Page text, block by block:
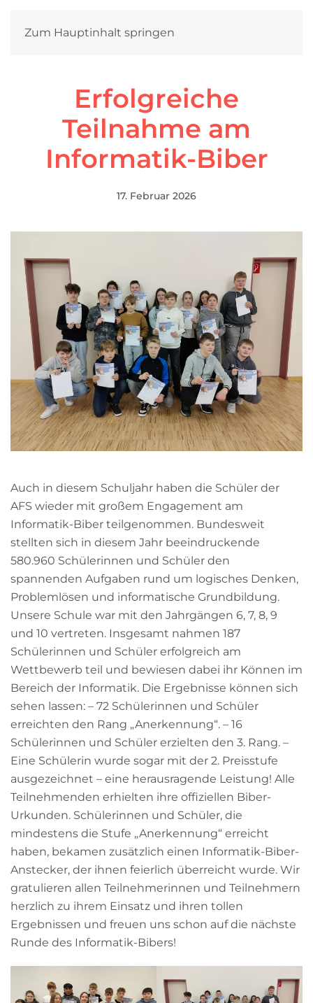
Zum Hauptinhalt springen
Erfolgreiche
Teilnahme am
Informatik-Biber
17. Februar 2026
Auch in diesem Schuljahr haben die Schüler der
AFS wieder mit großem Engagement am
Informatik-Biber teilgenommen. Bundesweit
stellten sich in diesem Jahr beeindruckende
580.960 Schülerinnen und Schüler den
spannenden Aufgaben rund um logisches Denken,
Problemlösen und informatische Grundbildung.
Unsere Schule war mit den Jahrgängen 6, 7, 8, 9
und 10 vertreten. Insgesamt nahmen 187
Schülerinnen und Schüler erfolgreich am
Wettbewerb teil und bewiesen dabei ihr Können im
Bereich der Informatik. Die Ergebnisse können sich
sehen lassen: – 72 Schülerinnen und Schüler
erreichten den Rang „Anerkennung“. – 16
Schülerinnen und Schüler erzielten den 3. Rang. –
Eine Schülerin wurde sogar mit der 2. Preisstufe
ausgezeichnet – eine herausragende Leistung! Alle
Teilnehmenden erhielten ihre offiziellen Biber-
Urkunden. Schülerinnen und Schüler, die
mindestens die Stufe „Anerkennung“ erreicht
haben, bekamen zusätzlich einen Informatik-Biber-
Anstecker, der ihnen feierlich überreicht wurde. Wir
gratulieren allen Teilnehmerinnen und Teilnehmern
herzlich zu ihrem Einsatz und ihren tollen
Ergebnissen und freuen uns schon auf die nächste
Runde des Informatik-Bibers!